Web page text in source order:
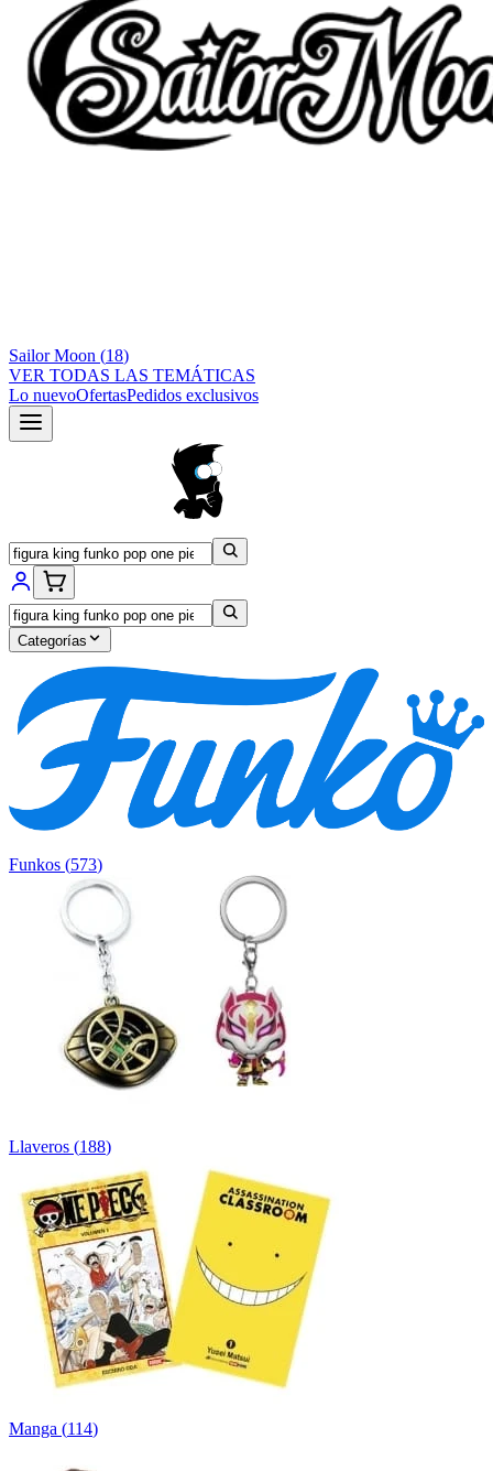
Sailor Moon (18)
VER TODAS LAS TEMÁTICAS
Lo nuevoOfertasPedidos exclusivos
Categorías
Funkos (573)
Llaveros (188)
Manga (114)